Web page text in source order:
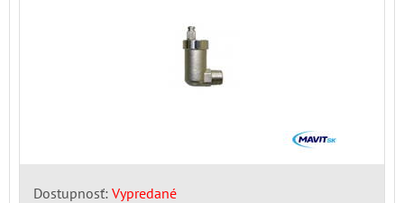
Dostupnosť: Vypredané